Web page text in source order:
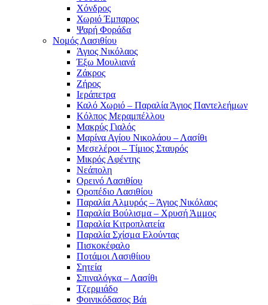
Χόνδρος
Χωριό Έμπαρος
Ψαρή Φοράδα
Νομός Λασιθίου
Άγιος Νικόλαος
Έξω Μουλιανά
Ζάκρος
Ζήρος
Ιεράπετρα
Καλό Χωριό – Παραλία Άγιος Παντελεήμων
Κόλπος Μεραμπέλλου
Μακρύς Γιαλός
Μαρίνα Αγίου Νικολάου – Λασίθι
Μεσελέροι – Τίμιος Σταυρός
Μικρός Αφέντης
Νεάπολη
Ορεινό Λασιθίου
Οροπέδιο Λασιθίου
Παραλία Αλμυρός – Άγιος Νικόλαος
Παραλία Βούλισμα – Χρυσή Άμμος
Παραλία Κιτροπλατεία
Παραλία Σχίσμα Ελούντας
Πισκοκέφαλο
Ποτάμοι Λασιθίιου
Σητεία
Σπιναλόγκα – Λασίθι
Τζερμιάδο
Φοινικόδασος Βάι